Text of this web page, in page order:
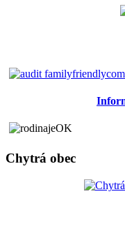
Chytrá obec